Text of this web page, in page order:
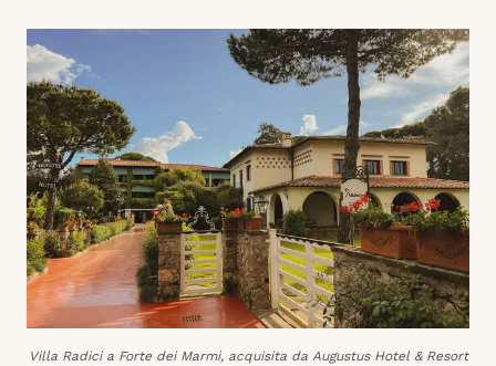
Villa Radici a Forte dei Marmi, acquisita da Augustus Hotel & Resort